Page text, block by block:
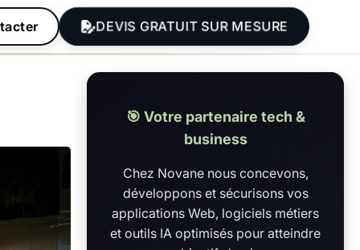
DEVIS GRATUIT SUR MESURE
🎯 Votre partenaire tech &
business
Chez Novane nous concevons,
développons et sécurisons vos
applications Web, logiciels métiers
et outils IA optimisés pour atteindre